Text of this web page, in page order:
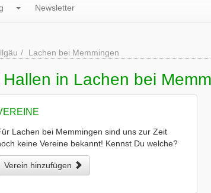
Newsletter
Lachen bei Memmingen
in Lachen bei
Lachen bei Memmingen sind uns zur Zeit
keine Vereine bekannt! Kennst Du welche?
Verein hinzufügen